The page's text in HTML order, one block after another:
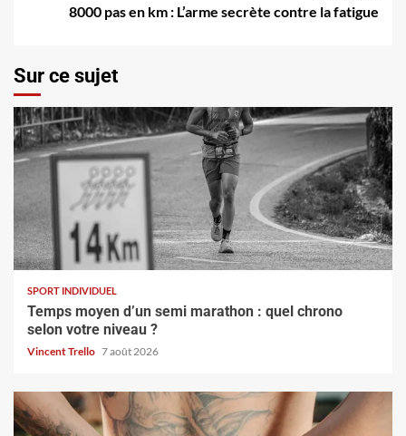
8000 pas en km : L’arme secrète contre la fatigue
Sur ce sujet
SPORT INDIVIDUEL
Temps moyen d’un semi marathon : quel chrono
selon votre niveau ?
Vincent Trello 7 août 2026